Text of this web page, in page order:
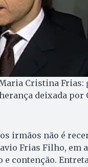
Cristina Frias:
deixada por
irmãos não é
Frias Filho, em
e contenção.